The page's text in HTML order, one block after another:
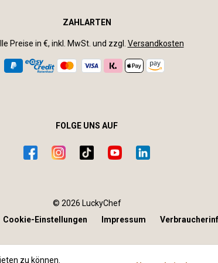
ZAHLARTEN
Preise in €, inkl. MwSt. und zzgl. Versandkosten
FOLGE UNS AUF
© 2026 LuckyChef
Cookie-Einstellungen Impressum
zu können.